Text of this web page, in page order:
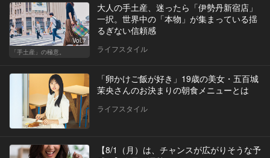
Vol.7
「手土産」の極意。
大人の手土産、迷ったら「伊勢丹新宿店」
一択。世界中の「本物」が集まっている揺
るぎない信頼感
ライフスタイル
「卵かけご飯が好き」19歳の美女・五百城
茉央さんのお決まりの朝食メニューとは
ライフスタイル
【8/1（月）は、チャンスが広がりそうな予